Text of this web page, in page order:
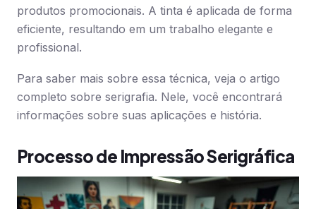
produtos promocionais. A tinta é aplicada de forma
eficiente, resultando em um trabalho elegante e
profissional.
Para saber mais sobre essa técnica, veja o artigo
completo sobre serigrafia. Nele, você encontrará
informações sobre suas aplicações e história.
Processo de Impressão Serigráfica